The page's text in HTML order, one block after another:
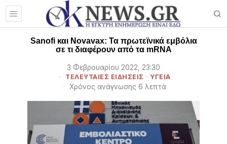
Sanofi και Novavax: Τα πρωτεϊνικά εμβόλια
σε τι διαφέρουν από τα mRNA
3 Φεβρουαρίου 2022, 23:30
ΤΕΛΕΥΤΑΙΕΣ ΕΙΔΗΣΕΙΣ · ΥΓΕΙΑ
Χρόνος ανάγνωσης 6 λεπτά